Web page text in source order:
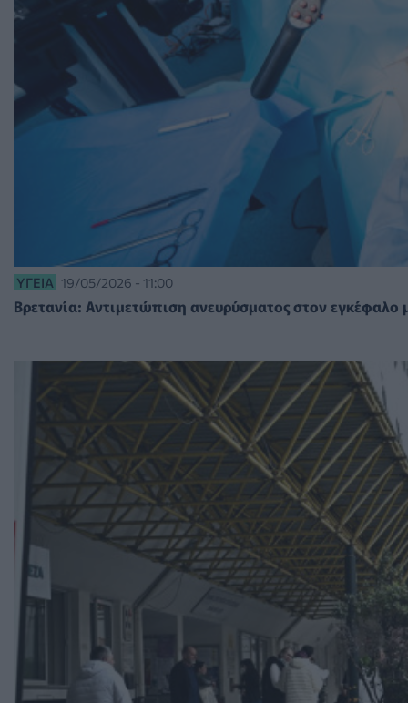
ΥΓΕΊΑ 19/05/2026 - 11:00
Βρετανία: Αντιμετώπιση ανευρύσματος στον